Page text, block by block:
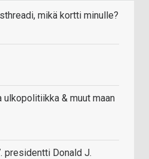
mikä kortti minulle?
& muut maan
presidentti Donald J.